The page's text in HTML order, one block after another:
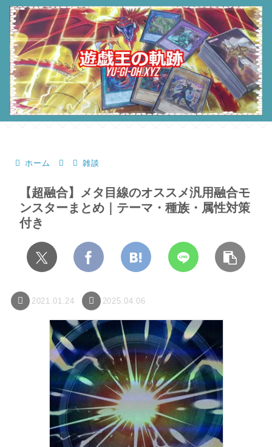
ホーム 雑談
【超融合】メタ目線のオススメ汎用融合モ
ンスターまとめ｜テーマ・種族・属性対策
付き
2021.01.24 2025.04.06